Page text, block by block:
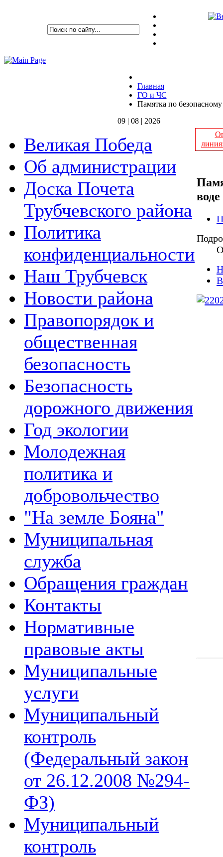
Главная
ГО и ЧС
Памятка по
09 | 08 | 2026
Великая Победа
Об администрации
Доска Почета
Трубчевского района
Политика
конфиденциальности
Наш Трубчевск
Новости района
Правопорядок и
общественная
безопасность
Безопасность
дорожного движения
Год экологии
Молодежная
политика и
добровольчество
"На земле Бояна"
Муниципальная
служба
Обращения граждан
Контакты
Нормативные
правовые акты
Муниципальные
услуги
Муниципальный
контроль
(Федеральный закон
от 26.12.2008 №294-
ФЗ)
Муниципальный
контроль